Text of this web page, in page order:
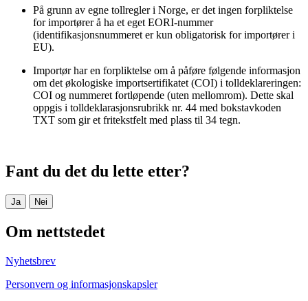
På grunn av egne tollregler i Norge, er det ingen forpliktelse
for importører å ha et eget EORI-nummer
(identifikasjonsnummeret er kun obligatorisk for importører i
EU).
Importør har en forpliktelse om å påføre følgende informasjon
om det økologiske importsertifikatet (COI) i tolldeklareringen:
COI og nummeret fortløpende (uten mellomrom). Dette skal
oppgis i tolldeklarasjonsrubrikk nr. 44 med bokstavkoden
TXT som gir et fritekstfelt med plass til 34 tegn.
Fant du det du lette etter?
Ja Nei
Om nettstedet
Nyhetsbrev
Personvern og informasjonskapsler